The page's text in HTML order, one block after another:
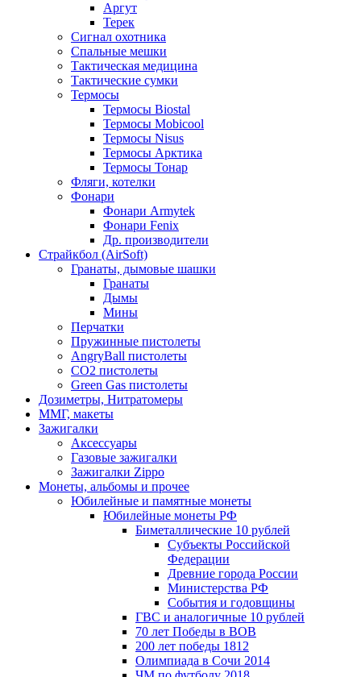
Аргут
Терек
Сигнал охотника
Спальные мешки
Тактическая медицина
Тактические сумки
Термосы
Термосы Biostal
Термосы Mobicool
Термосы Nisus
Термосы Арктика
Термосы Тонар
Фляги, котелки
Фонари
Фонари Armytek
Фонари Fenix
Др. производители
Страйкбол (AirSoft)
Гранаты, дымовые шашки
Гранаты
Дымы
Мины
Перчатки
Пружинные пистолеты
AngryBall пистолеты
CO2 пистолеты
Green Gas пистолеты
Дозиметры, Нитратомеры
ММГ, макеты
Зажигалки
Аксессуары
Газовые зажигалки
Зажигалки Zippo
Монеты, альбомы и прочее
Юбилейные и памятные монеты
Юбилейные монеты РФ
Биметаллические 10 рублей
Субъекты Российской
Федерации
Древние города России
Министерства РФ
События и годовщины
ГВС и аналогичные 10 рублей
70 лет Победы в ВОВ
200 лет победы 1812
Олимпиада в Сочи 2014